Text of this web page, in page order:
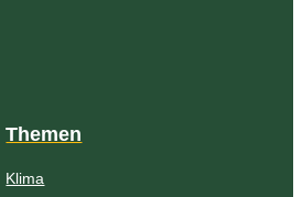
Themen
Klima